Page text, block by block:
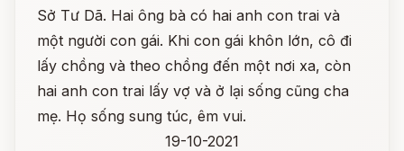
Sở Tư Dã. Hai ông bà có hai anh con trai và
một người con gái. Khi con gái khôn lớn, cô đi
lấy chồng và theo chồng đến một nơi xa, còn
hai anh con trai lấy vợ và ở lại sống cũng cha
mẹ. Họ sống sung túc, êm vui.
19-10-2021